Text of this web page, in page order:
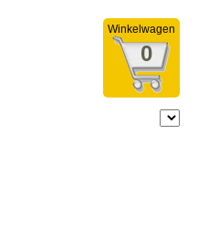
Winkelwagen
0